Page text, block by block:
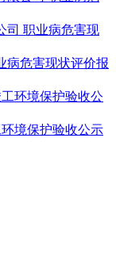
司 职业病危害现
病危害现状评价报
环境保护验收公
境保护验收公示